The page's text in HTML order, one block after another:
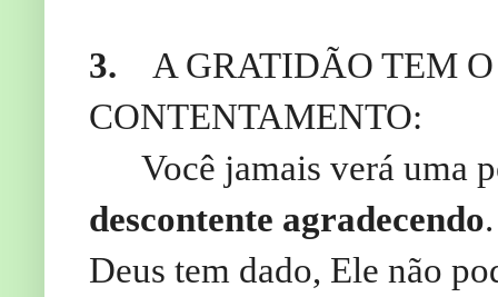
3.
A GRATIDÃO TEM
CONTENTAMENTO:
Você jamais verá uma
descontente agradecendo
Deus tem dado, Ele não